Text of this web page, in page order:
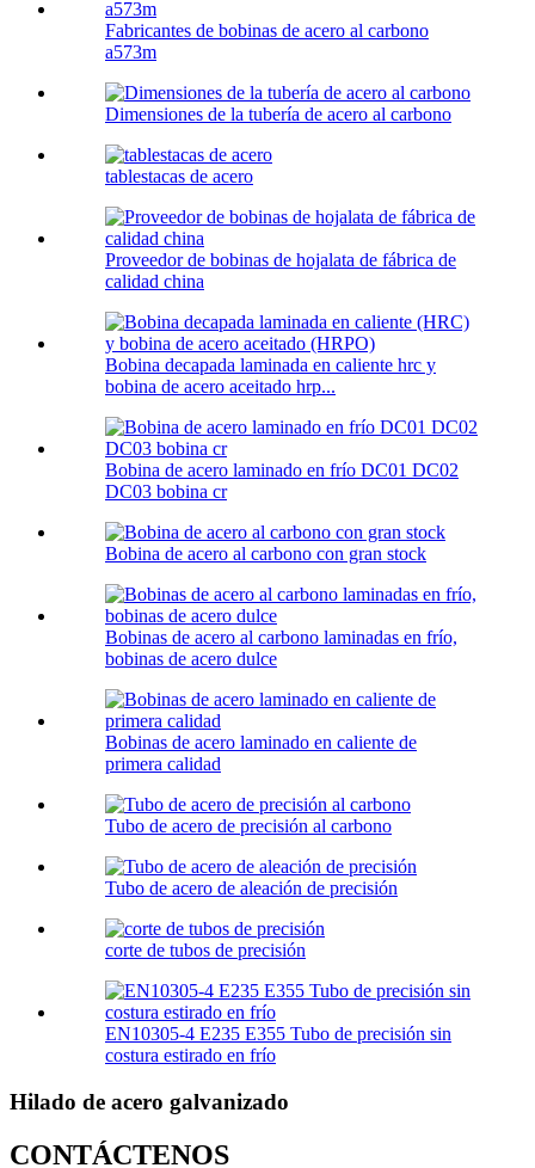
Fabricantes de bobinas de acero al carbono
a573m
Dimensiones de la tubería de acero al carbono
tablestacas de acero
Proveedor de bobinas de hojalata de fábrica de
calidad china
Bobina decapada laminada en caliente hrc y
bobina de acero aceitado hrp...
Bobina de acero laminado en frío DC01 DC02
DC03 bobina cr
Bobina de acero al carbono con gran stock
Bobinas de acero al carbono laminadas en frío,
bobinas de acero dulce
Bobinas de acero laminado en caliente de
primera calidad
Tubo de acero de precisión al carbono
Tubo de acero de aleación de precisión
corte de tubos de precisión
EN10305-4 E235 E355 Tubo de precisión sin
costura estirado en frío
Hilado de acero galvanizado
CONTÁCTENOS